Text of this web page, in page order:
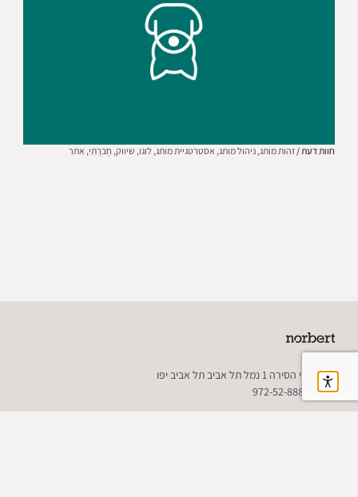
חוות דעת /זהות מותג, ניהול מותג, אסטרטגיית מותג, לוגו, שיווק, חֶברָתִי, אתר
רח' יורדי הסירה 1 נמל תל אביב תל אביב יפו
+972-52-888-4668